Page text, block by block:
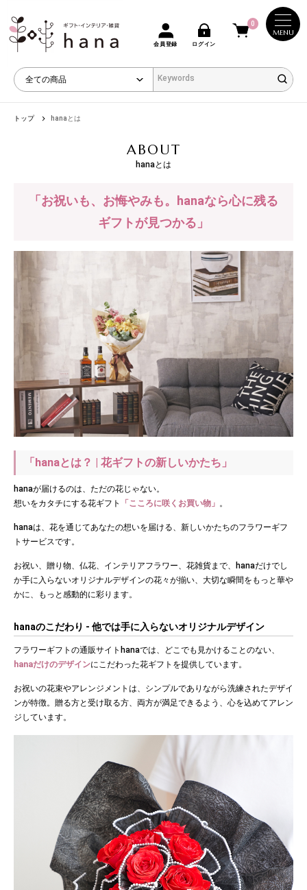
MENU
会員登録 ログイン
0
トップ hanaとは
ABOUT
hanaとは
「お祝いも、お悔やみも。hanaなら心に残る
ギフトが見つかる」
「hanaとは？ | 花ギフトの新しいかたち」
hanaが届けるのは、ただの花じゃない。
想いをカタチにする花ギフト
「こころに咲くお買い物」 。
hanaは、花を通じてあなたの想いを届ける、新しいかたちのフラワーギフ
トサービスです。
お祝い、贈り物、仏花、インテリアフラワー、花雑貨まで、hanaだけでし
か手に入らないオリジナルデザインの花々が揃い、大切な瞬間をもっと華や
かに、もっと感動的に彩ります。
hanaのこだわり - 他では手に入らないオリジナルデザイン
フラワーギフトの通販サイトhanaでは、どこでも見かけることのない、
hanaだけのデザインにこだわった花ギフトを提供しています。
お祝いの花束やアレンジメントは、シンプルでありながら洗練されたデザイ
ンが特徴。贈る方と受け取る方、両方が満足できるよう、心を込めてアレン
ジしています。